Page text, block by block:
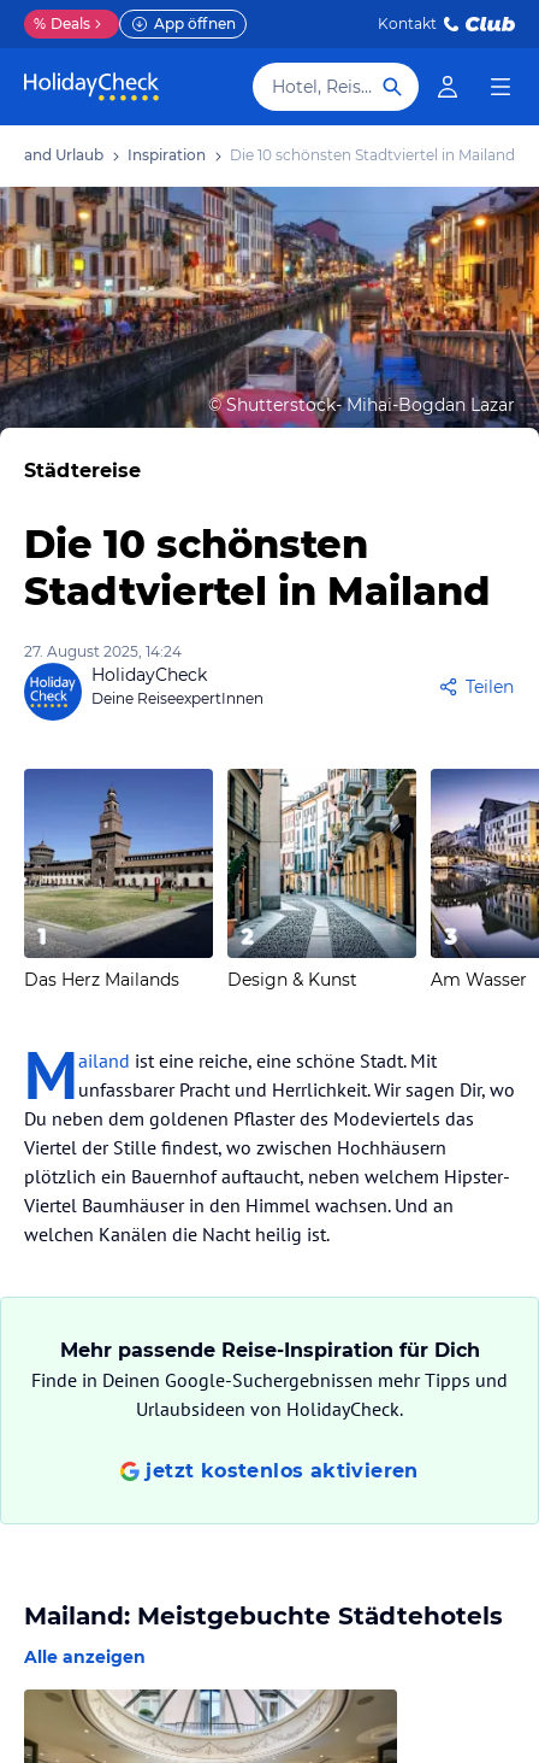
% Deals App öffnen Kontakt
Hotel, Reiseziel
Urlaub Inspiration Die 10 schönsten Stadtviertel in Mailand
©Shutterstock- Mihai-Bogdan Lazar
Städtereise
Die 10 schönsten
Stadtviertel in Mailand
27. August 2025, 14:24
HolidayCheck
Deine ReiseexpertInnen
Teilen
1
Das Herz Mailands
2
Design & Kunst
3
Am Wasser
Mailand ist eine reiche, eine schöne Stadt. Mit
unfassbarer Pracht und Herrlichkeit. Wir sagen Dir, wo
Du neben dem goldenen Pflaster des Modeviertels das
Viertel der Stille findest, wo zwischen Hochhäusern
plötzlich ein Bauernhof auftaucht, neben welchem Hipster-
Viertel Baumhäuser in den Himmel wachsen. Und an
welchen Kanälen die Nacht heilig ist.
Mehr passende Reise-Inspiration für Dich
Finde in Deinen Google-Suchergebnissen mehr Tipps und
Urlaubsideen von HolidayCheck.
jetzt kostenlos aktivieren
Mailand: Meistgebuchte Städtehotels
Alle anzeigen